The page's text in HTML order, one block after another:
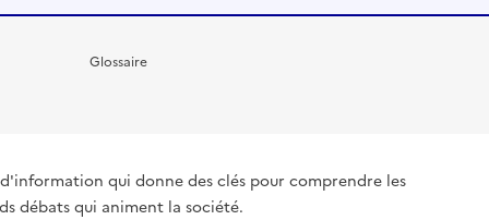
Glossaire
qui donne des clés pour comprendre les
débats qui animent la société.